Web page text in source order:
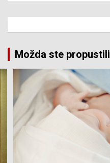
Možda ste propustili